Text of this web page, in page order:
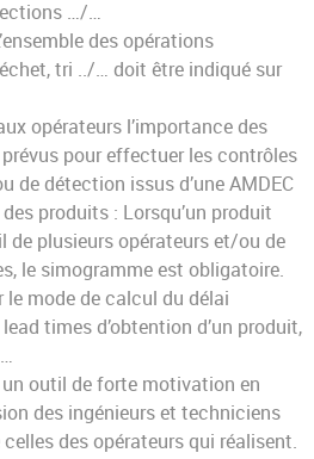
…/…
des opérations
tri ../… doit être indiqué sur
opérateurs l’importance des
pour effectuer les contrôles
de détection issus d’une AMDEC
produits : Lorsqu’un produit
de plusieurs opérateurs et/ou de
le simogramme est obligatoire.
le mode de calcul du délai
times d’obtention d’un produit,
un outil de forte motivation en
des ingénieurs et techniciens
des opérateurs qui réalisent.